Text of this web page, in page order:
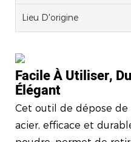
Lieu D'origine
Facile À Utiliser,
Élégant
Cet outil de dépose
acier, efficace et